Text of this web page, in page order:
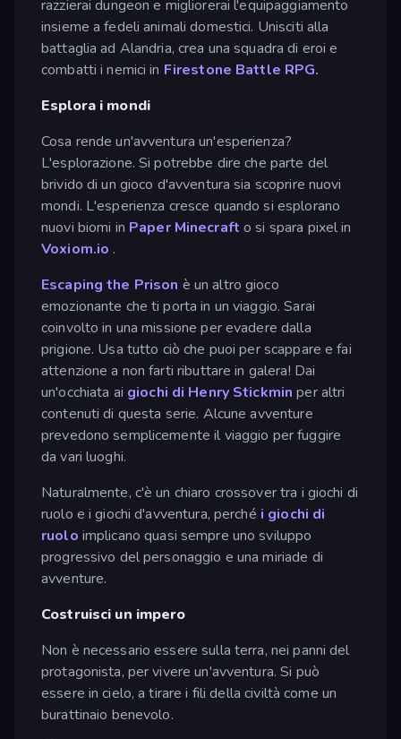
razzierai dungeon e migliorerai l'equipaggiamento
insieme a fedeli animali domestici. Unisciti alla
battaglia ad Alandria, crea una squadra di eroi e
combatti i nemici in Firestone Battle RPG.
Esplora i mondi
Cosa rende un'avventura un'esperienza?
L'esplorazione. Si potrebbe dire che parte del
brivido di un gioco d'avventura sia scoprire nuovi
mondi. L'esperienza cresce quando si esplorano
nuovi biomi in Paper Minecraft o si spara pixel in
Voxiom.io .
Escaping the Prison è un altro gioco
emozionante che ti porta in un viaggio. Sarai
coinvolto in una missione per evadere dalla
prigione. Usa tutto ciò che puoi per scappare e fai
attenzione a non farti ributtare in galera! Dai
un'occhiata ai giochi di Henry Stickmin per altri
contenuti di questa serie. Alcune avventure
prevedono semplicemente il viaggio per fuggire
da vari luoghi.
Naturalmente, c'è un chiaro crossover tra i giochi di
ruolo e i giochi d'avventura, perché i giochi di
ruolo implicano quasi sempre uno sviluppo
progressivo del personaggio e una miriade di
avventure.
Costruisci un impero
Non è necessario essere sulla terra, nei panni del
protagonista, per vivere un'avventura. Si può
essere in cielo, a tirare i fili della civiltà come un
burattinaio benevolo.